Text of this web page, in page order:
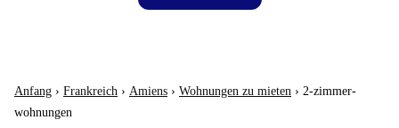
Anfang › Frankreich › Amiens › Wohnungen zu mieten › 2-zimmer-
wohnungen